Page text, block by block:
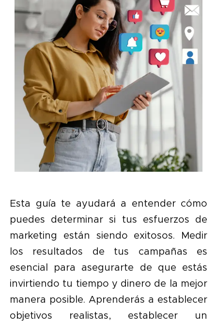
Esta guía te ayudará a entender cómo
puedes determinar si tus esfuerzos de
marketing están siendo exitosos. Medir
los resultados de tus campañas es
esencial para asegurarte de que estás
invirtiendo tu tiempo y dinero de la mejor
manera posible. Aprenderás a establecer
objetivos realistas, establecer un